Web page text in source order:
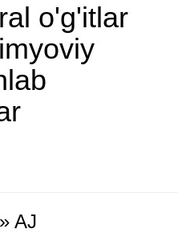
o'g'itlar
AJ